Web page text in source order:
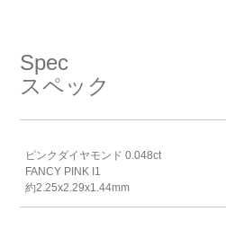
Spec
スペック
ピンクダイヤモンド 0.048ct
FANCY PINK I1
約2.25x2.29x1.44mm